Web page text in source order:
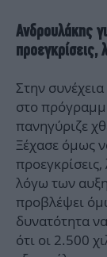
Ανδρουλάκης
προεγκρίσεις,
Στην
στο
πανηγύριζε
Ξέχασε όμως
λόγω των
προβλέψει
δυνατότητα
ότι οι 2.500